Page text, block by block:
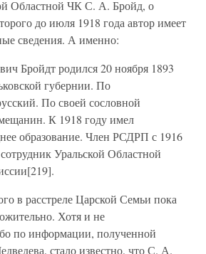
Областной ЧК С. А. Бройд, о
до июля 1918 года автор имеет
сведения. А именно:
Бройдт родился 20 ноября 1893
губернии. По
По своей сословной
К 1918 году имел
образование. Член РСДРП с 1916
Уральской Областной
в расстреле Царской Семьи пока
Хотя и не
по информации, полученной
стало известно, что С. А.